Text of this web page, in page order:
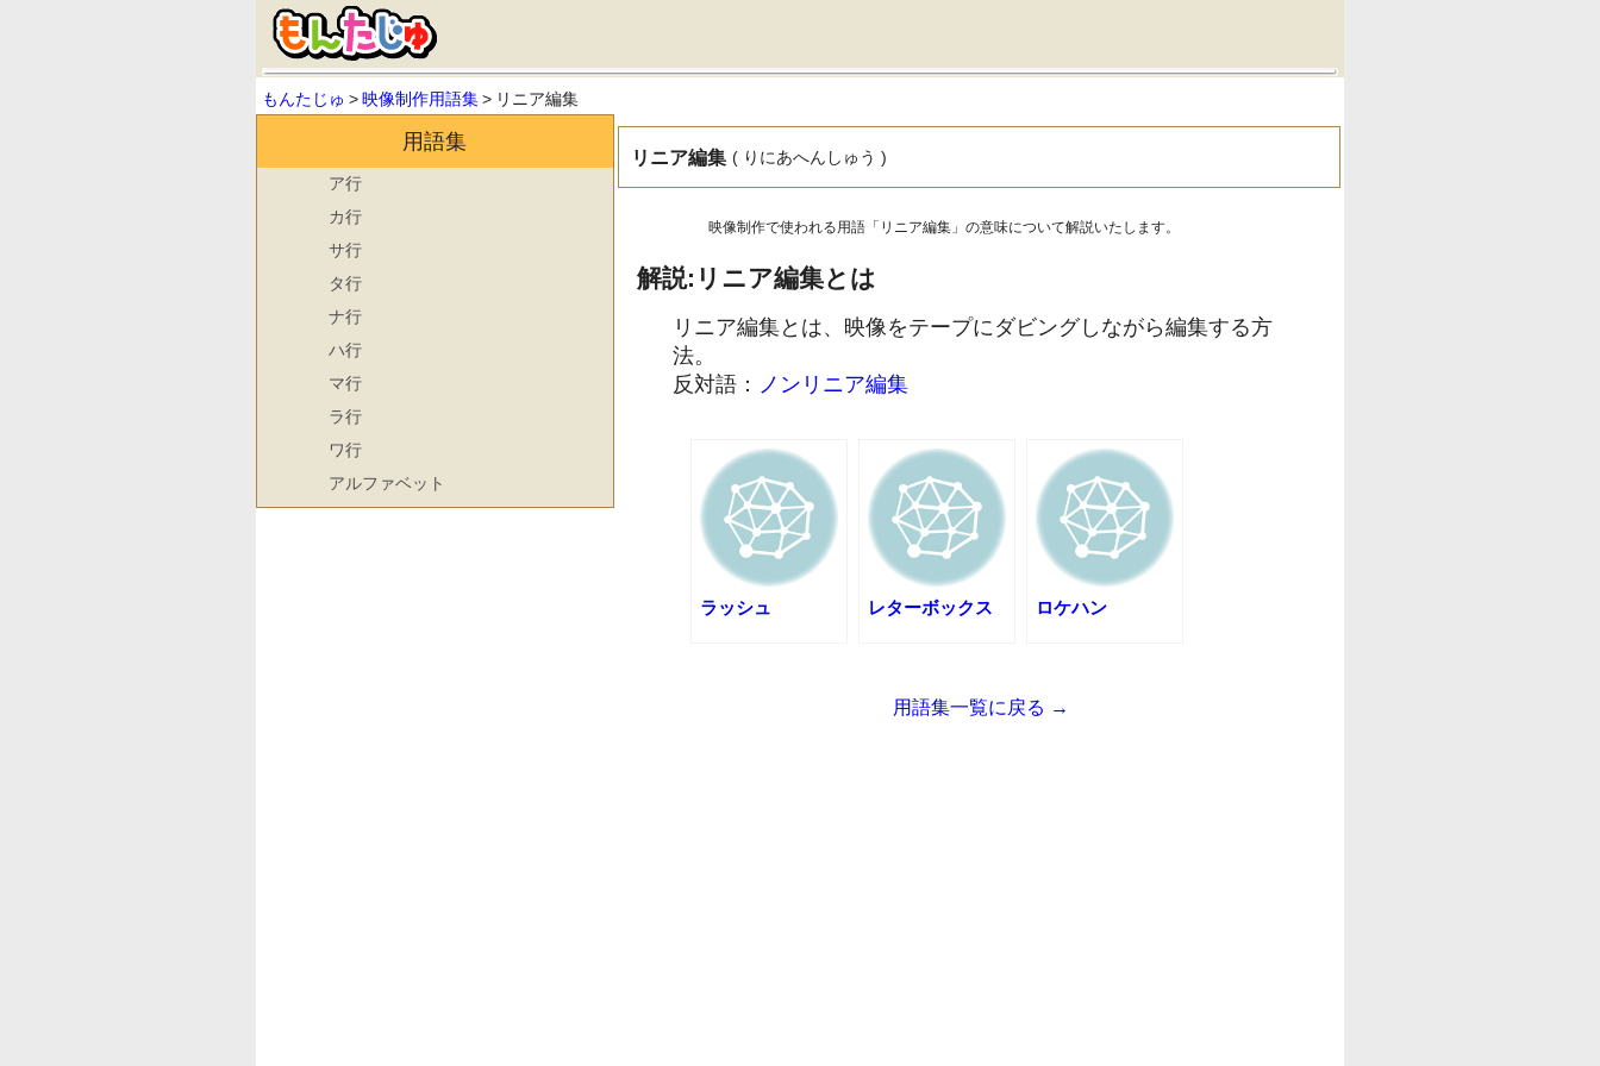
もんたじゅ > 映像制作用語集 > リニア編集
リニア編集 ( りにあへんしゅう )
映像制作で使われる用語「リニア編集」の意味について解説いたします。
解説:リニア編集とは
リニア編集とは、映像をテープにダビングしながら編集する方
法。
反対語： ノンリニア編集
ラッシュ レターボックス ロケハン
用語集一覧に戻る →
用語集
ア行
カ行
サ行
タ行
ナ行
ハ行
マ行
ラ行
ワ行
アルファベット